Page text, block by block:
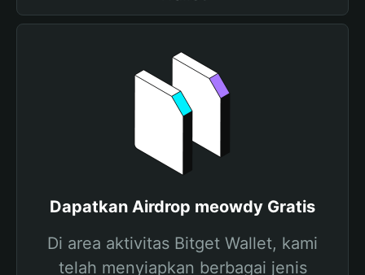
Dapatkan Airdrop meowdy Gratis
Di area aktivitas Bitget Wallet, kami
telah menyiapkan berbagai jenis